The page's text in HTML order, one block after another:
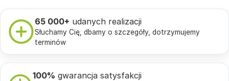
65 000+ udanych realizacji
Słuchamy Cię, dbamy o szczegóły, dotrzymujemy
terminów
100% gwarancja satysfakcji